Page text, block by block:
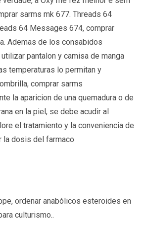
sarms mk 677. Threads 64
64 Messages 674, comprar
Ademas de los consabidos
pantalon y camisa de manga
temperaturas lo permitan y
comprar sarms
la aparicion de una quemadura o de
en la piel, se debe acudir al
el tratamiento y la conveniencia de
la dosis del farmaco
ordenar anabólicos esteroides en
culturismo..